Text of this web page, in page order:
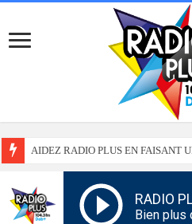
AIDEZ RADIO PLUS EN FAISANT
RADIO
Bien plus